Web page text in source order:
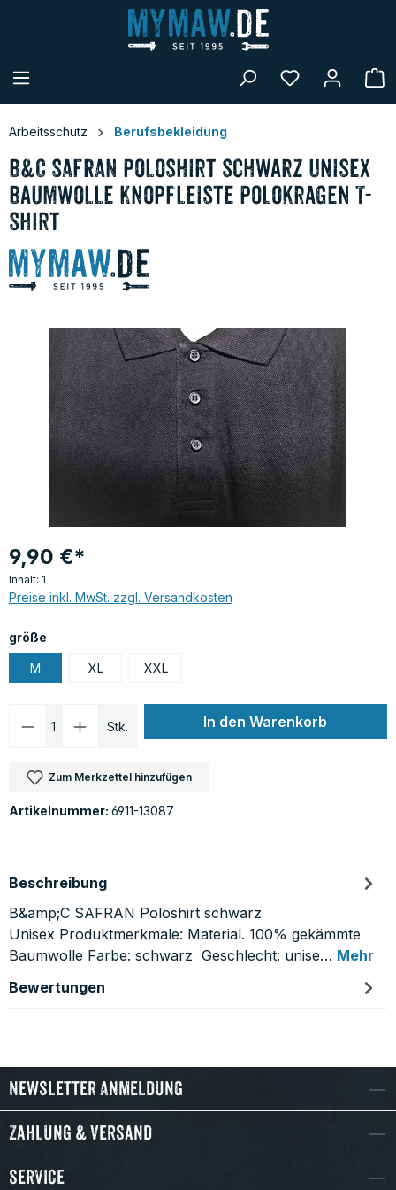
Arbeitsschutz Berufsbekleidung
B&C SAFRAN Poloshirt schwarz Unisex
Baumwolle Knopfleiste Polokragen T-
Shirt
Bildergalerie überspringen
9,90 €*
Inhalt: 1
Preise inkl. MwSt. zzgl. Versandkosten
größe
M XL XXL
Produkt Anzahl: Gib den gewünschten
Stk. In den Warenkorb
Zum Merkzettel hinzufügen
Artikelnummer: 6911-13087
Beschreibung
B&amp;C SAFRAN Poloshirt schwarz
Unisex Produktmerkmale: Material. 100% gekämmte
Baumwolle Farbe: schwarz Geschlecht: unise… Mehr
Bewertungen
Newsletter Anmeldung
Zahlung & Versand
Service